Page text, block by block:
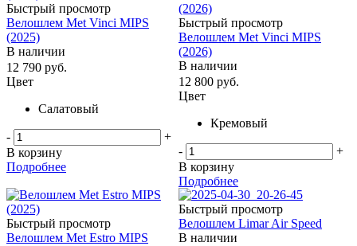
Быстрый просмотр
Велошлем Met Vinci MIPS
(2025)
В наличии
12 790 руб.
Цвет
Салатовый
-
+
В корзину
Подробнее
Быстрый просмотр
Велошлем Met Vinci MIPS
(2026)
В наличии
12 800 руб.
Цвет
Кремовый
-
+
В корзину
Подробнее
Быстрый просмотр
Велошлем Met Estro MIPS
Быстрый просмотр
Велошлем Limar Air Speed
В наличии